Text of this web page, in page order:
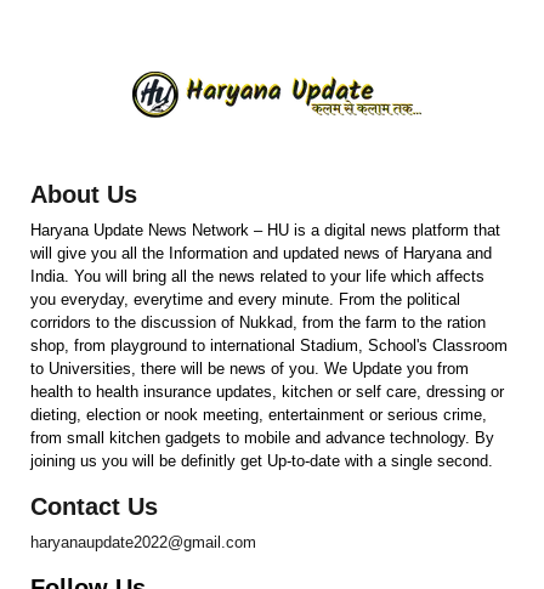
About Us
Haryana Update News Network – HU is a digital news platform that
will give you all the Information and updated news of Haryana and
India. You will bring all the news related to your life which affects
you everyday, everytime and every minute. From the political
corridors to the discussion of Nukkad, from the farm to the ration
shop, from playground to international Stadium, School's Classroom
to Universities, there will be news of you. We Update you from
health to health insurance updates, kitchen or self care, dressing or
dieting, election or nook meeting, entertainment or serious crime,
from small kitchen gadgets to mobile and advance technology. By
joining us you will be definitly get Up-to-date with a single second.
Contact Us
haryanaupdate2022@gmail.com